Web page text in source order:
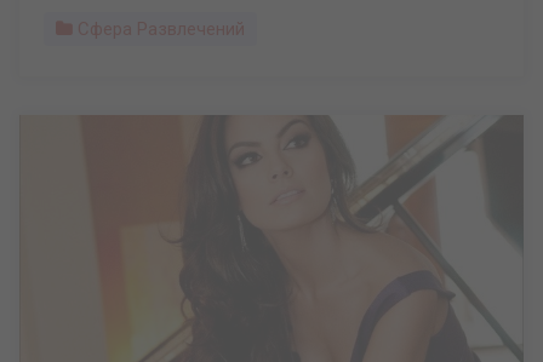
Сфера Развлечений